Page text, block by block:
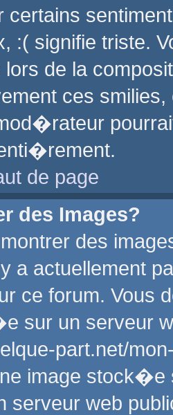
certains
:( signifie triste.
de la
ces
de page
des Images?
des
a actuellement
ce forum. Vous
sur un serveur
part.net/
image
serveur web